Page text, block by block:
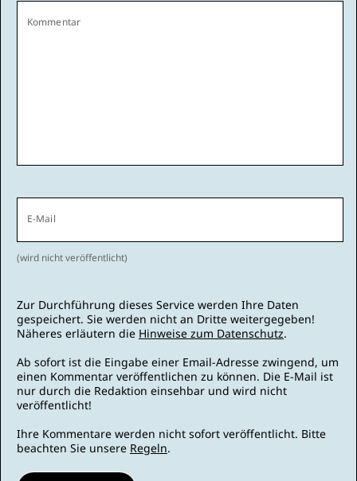
Kommentar
E-Mail
(wird nicht veröffentlicht)
Zur Durchführung dieses Service werden Ihre Daten
gespeichert. Sie werden nicht an Dritte weitergegeben!
Näheres erläutern die Hinweise zum Datenschutz.
Ab sofort ist die Eingabe einer Email-Adresse zwingend, um
einen Kommentar veröffentlichen zu können. Die E-Mail ist
nur durch die Redaktion einsehbar und wird nicht
veröffentlicht!
Ihre Kommentare werden nicht sofort veröffentlicht. Bitte
beachten Sie unsere Regeln.